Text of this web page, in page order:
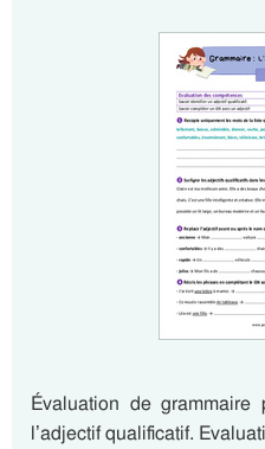
Évaluation de
l’adjectif qualificatif.